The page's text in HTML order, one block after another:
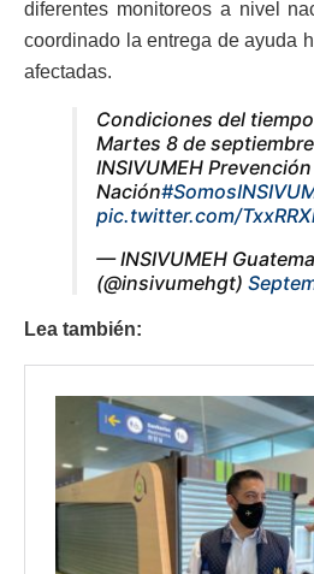
diferentes monitoreos a nivel
coordinado la entrega de ayuda
afectadas.
Condiciones del
Martes 8 de
INSIVUMEH
Nación
pic.twitter.com/
— INSIVUMEH
(@insivumehgt)
Lea también: